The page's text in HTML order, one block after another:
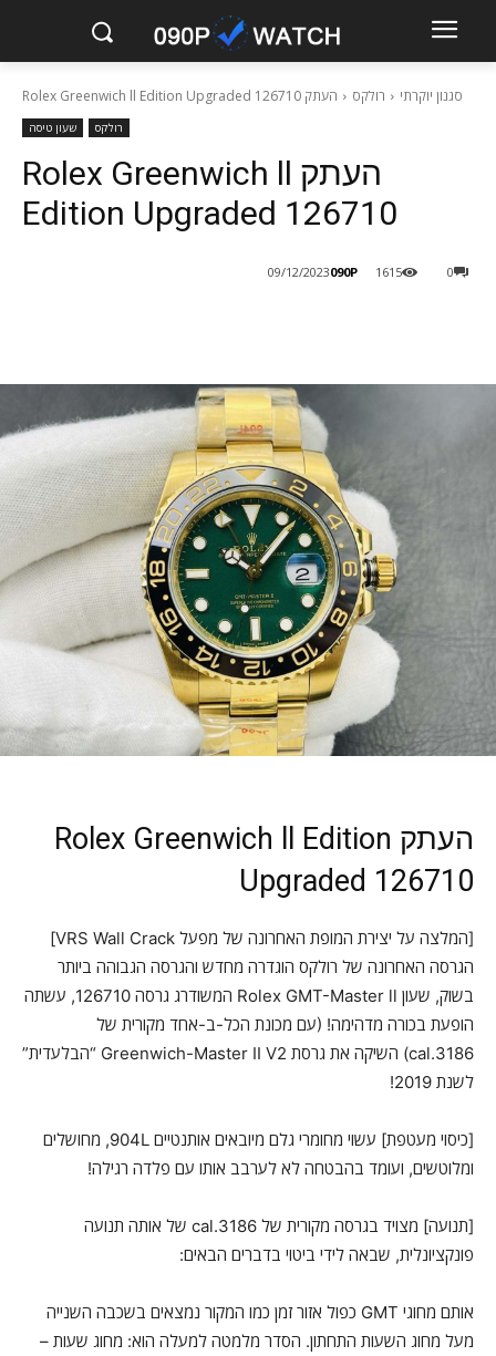
סגנון יוקרתי רולקס העתק Rolex Greenwich ll Edition Upgraded 126710
רולקס שעון טיסה
העתק Rolex Greenwich ll
Edition Upgraded 126710
090P
09/12/2023 0
1615
העתק Rolex Greenwich ll Edition
Upgraded 126710
[המלצה על יצירת המופת האחרונה של מפעל VRS Wall Crack]
הגרסה האחרונה של רולקס הוגדרה מחדש והגרסה הגבוהה ביותר
בשוק, שעון Rolex GMT-Master ll המשודרג גרסה 126710, עשתה
הופעת בכורה מדהימה! (עם מכונת הכל-ב-אחד מקורית של
cal.3186) השיקה את גרסת Greenwich-Master II V2 “הבלעדית”
לשנת 2019!
[כיסוי מעטפת] עשוי מחומרי גלם מיובאים אותנטיים 904L, מחושלים
ומלוטשים, ועומד בהבטחה לא לערבב אותו עם פלדה רגילה!
[תנועה] מצויד בגרסה מקורית של cal.3186 של אותה תנועה
פונקציונלית, שבאה לידי ביטוי בדברים הבאים:
אותם מחוגי GMT כפול אזור זמן כמו המקור נמצאים בשכבה השנייה
מעל מחוג השעות התחתון. הסדר מלמטה למעלה הוא: מחוג שעות –